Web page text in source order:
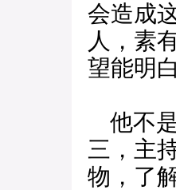
会造成
人，素
望能明
他不
三，主
物，了